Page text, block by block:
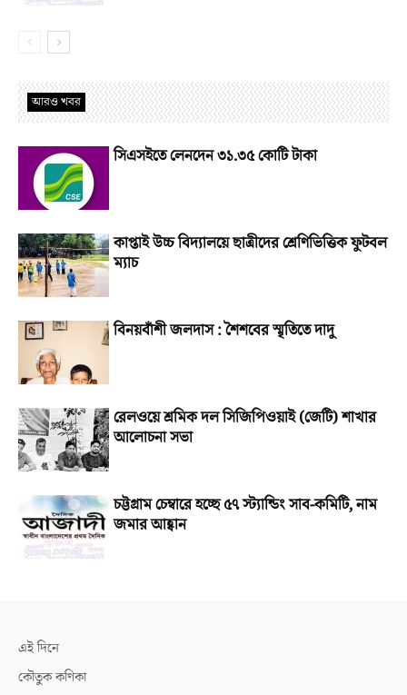
আরও খবর
সিএসইতে লেনদেন ৩১.৩৫ কোটি টাকা
কাপ্তাই উচ্চ বিদ্যালয়ে ছাত্রীদের শ্রেণিভিত্তিক ফুটবল
ম্যাচ
বিনয়বাঁশী জলদাস : শৈশবের স্মৃতিতে দাদু
রেলওয়ে শ্রমিক দল সিজিপিওয়াই (জেটি) শাখার
আলোচনা সভা
চট্টগ্রাম চেম্বারে হচ্ছে ৫৭ স্ট্যান্ডিং সাব-কমিটি, নাম
জমার আহ্বান
এই দিনে
কৌতুক কণিকা